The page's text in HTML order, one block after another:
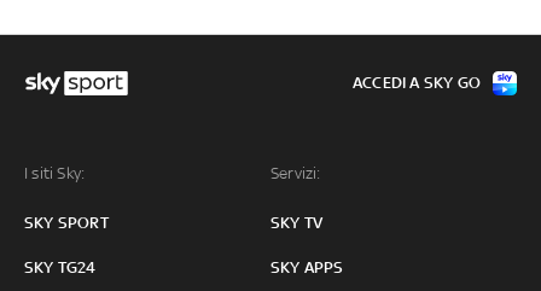
I siti Sky:
SKY SPORT
SKY TG24
Servizi:
SKY TV
SKY APPS
ACCEDI A SKY GO